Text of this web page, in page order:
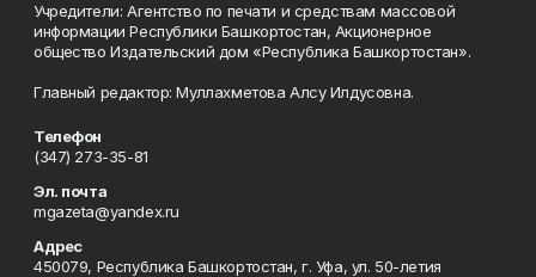
Учредители: Агентство по печати и средствам массовой
информации Республики Башкортостан, Акционерное
общество Издательский дом «Республика Башкортостан».
Главный редактор: Муллахметова Алсу Илдусовна.
Телефон
(347) 273-35-81
Эл. почта
mgazeta@yandex.ru
Адрес
450079, Республика Башкортостан, г. Уфа, ул. 50-летия